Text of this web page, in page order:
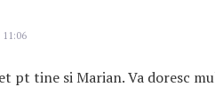
11:06
pt tine si Marian. Va doresc